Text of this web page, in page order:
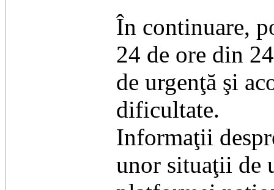
În continuare,
24 de ore din
de urgenţă şi
dificultate.
Informaţii
unor situaţii de